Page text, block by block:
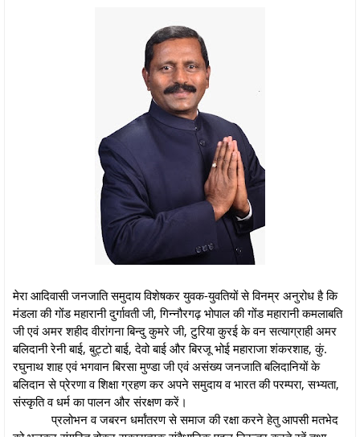
मेरा आदिवासी जनजाति समुदाय विशेषकर युवक-युवतियों से विनम्र अनुरोध है कि
मंडला की गोंड महारानी दुर्गावती जी, गिन्नौरगढ़ भोपाल की गोंड महारानी कमलाबति
जी एवं अमर शहीद वीरांगना बिन्दु कुमरे जी, टुरिया कुरई के वन सत्याग्राही अमर
बलिदानी रेनी बाई, बुट्टो बाई, देवो बाई और बिरजू भोई महाराजा शंकरशाह, कुं.
रघुनाथ शाह एवं भगवान बिरसा मुण्डा जी एवं असंख्य जनजाति बलिदानियों के
बलिदान से प्रेरणा व शिक्षा ग्रहण कर अपने समुदाय व भारत की परम्परा, सभ्यता,
संस्कृति व धर्म का पालन और संरक्षण करें।
प्रलोभन व जबरन धर्मांतरण से समाज की रक्षा करने हेतु आपसी मतभेद